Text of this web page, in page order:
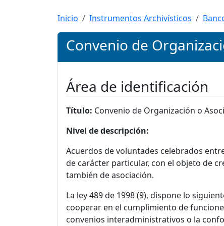
Inicio Instrumentos Archivísticos
Convenio de
Área de identificación
Título: Convenio de Organización o
Nivel de descripción:
Acuerdos de voluntades celebrados
de carácter particular, con el objeto de
también de asociación.
La ley 489 de 1998 (9), dispone lo
cooperar en el cumplimiento de
convenios interadministrativos o la